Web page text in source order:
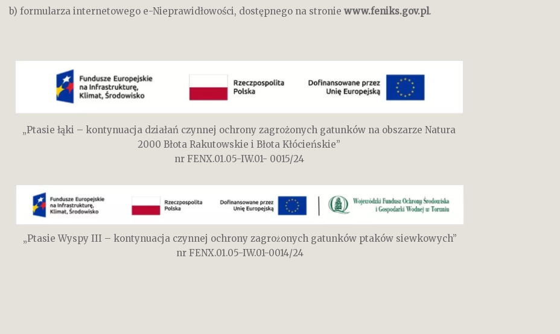
b) formularza internetowego e-Nieprawidłowości, dostępnego na stronie www.feniks.gov.pl.
„Ptasie łąki – kontynuacja działań czynnej ochrony zagrożonych gatunków na obszarze Natura
2000 Błota Rakutowskie i Błota Kłócieńskie”
nr FENX.01.05-IW.01- 0015/24
„Ptasie Wyspy III – kontynuacja czynnej ochrony zagrożonych gatunków ptaków siewkowych”
nr FENX.01.05-IW.01-0014/24